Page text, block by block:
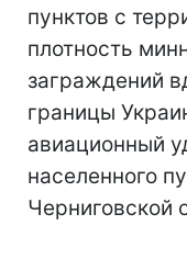
пунктов с
плотность
заграждений
границы
авиационный
населенного
Черниговской